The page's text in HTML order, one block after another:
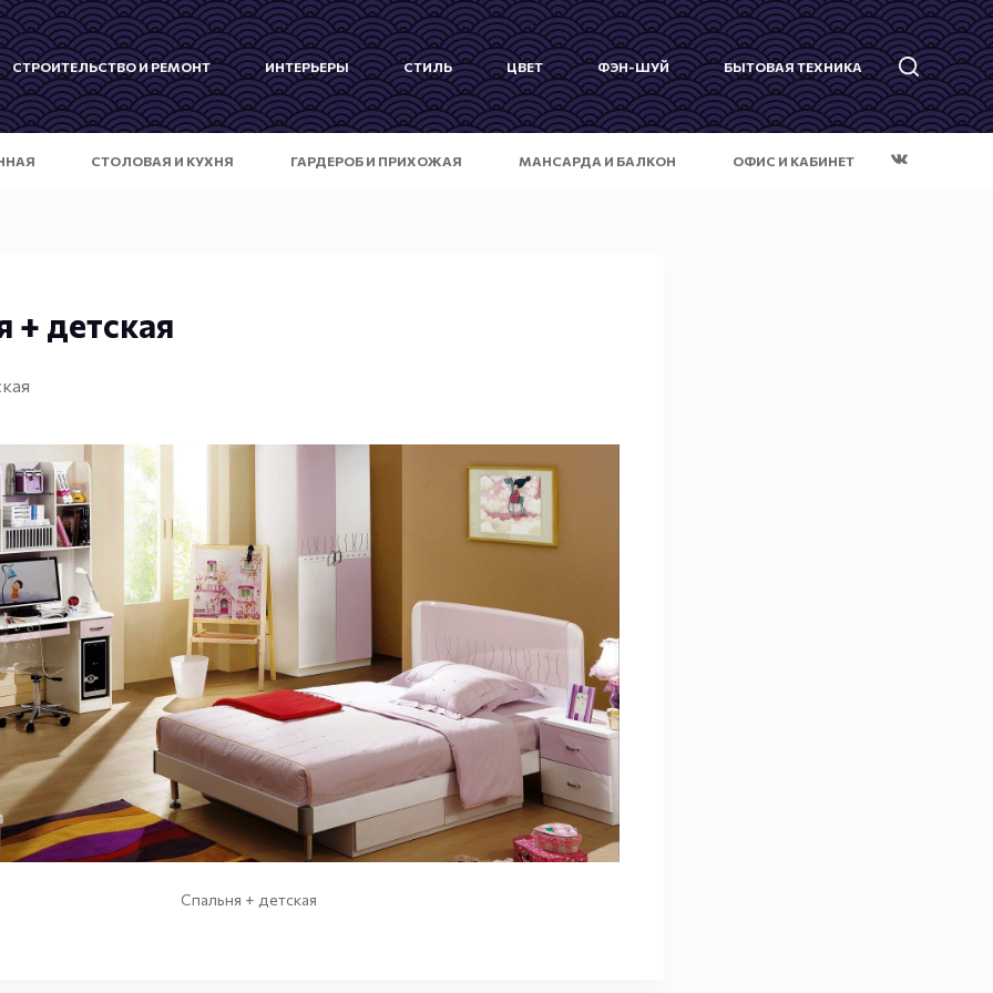
СТРОИТЕЛЬСТВО И РЕМОНТ ИНТЕРЬЕРЫ СТИЛЬ ЦВЕТ ФЭН-ШУЙ БЫТОВАЯ ТЕХНИКА
СТОЛОВАЯ И КУХНЯ ГАРДЕРОБ И ПРИХОЖАЯ МАНСАРДА И БАЛКОН ОФИС И КАБИНЕТ
+ детская
Спальня + детская